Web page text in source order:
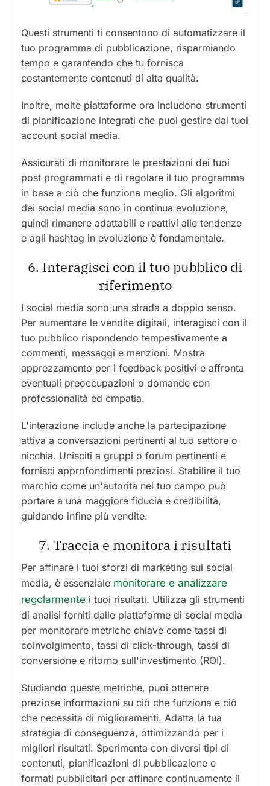
Questi strumenti ti consentono di automatizzare il
tuo programma di pubblicazione, risparmiando
tempo e garantendo che tu fornisca
costantemente contenuti di alta qualità.
Inoltre, molte piattaforme ora includono strumenti
di pianificazione integrati che puoi gestire dai tuoi
account social media.
Assicurati di monitorare le prestazioni dei tuoi
post programmati e di regolare il tuo programma
in base a ciò che funziona meglio. Gli algoritmi
dei social media sono in continua evoluzione,
quindi rimanere adattabili e reattivi alle tendenze
e agli hashtag in evoluzione è fondamentale.
6. Interagisci con il tuo pubblico di
riferimento
I social media sono una strada a doppio senso.
Per aumentare le vendite digitali, interagisci con il
tuo pubblico rispondendo tempestivamente a
commenti, messaggi e menzioni. Mostra
apprezzamento per i feedback positivi e affronta
eventuali preoccupazioni o domande con
professionalità ed empatia.
L'interazione include anche la partecipazione
attiva a conversazioni pertinenti al tuo settore o
nicchia. Unisciti a gruppi o forum pertinenti e
fornisci approfondimenti preziosi. Stabilire il tuo
marchio come un'autorità nel tuo campo può
portare a una maggiore fiducia e credibilità,
guidando infine più vendite.
7. Traccia e monitora i risultati
Per affinare i tuoi sforzi di marketing sui social
media, è essenziale monitorare e analizzare
regolarmente i tuoi risultati. Utilizza gli strumenti
di analisi forniti dalle piattaforme di social media
per monitorare metriche chiave come tassi di
coinvolgimento, tassi di click-through, tassi di
conversione e ritorno sull'investimento (ROI).
Studiando queste metriche, puoi ottenere
preziose informazioni su ciò che funziona e ciò
che necessita di miglioramenti. Adatta la tua
strategia di conseguenza, ottimizzando per i
migliori risultati. Sperimenta con diversi tipi di
contenuti, pianificazioni di pubblicazione e
formati pubblicitari per affinare continuamente il